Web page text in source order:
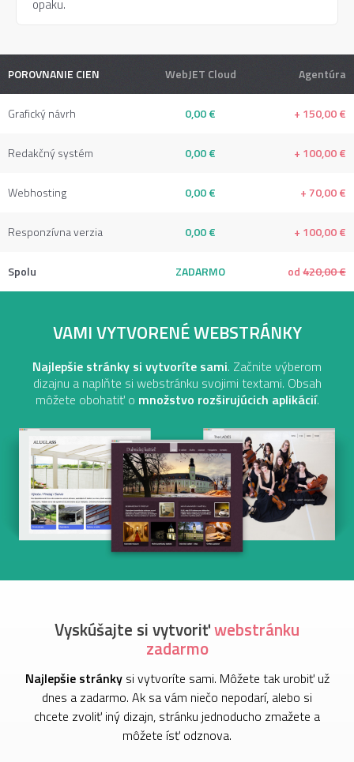
opaku.
POROVNANIE CIEN WebJET Cloud Agentúra
Grafický návrh 0,00 € + 150,00 €
Redakčný systém 0,00 € + 100,00 €
Webhosting 0,00 € + 70,00 €
Responzívna verzia 0,00 € + 100,00 €
Spolu ZADARMO od420,00 €
VAMI VYTVORENÉ WEBSTRÁNKY
Najlepšie stránky si vytvoríte sami. Začnite výberom
dizajnu a naplňte si webstránku svojimi textami. Obsah
môžete obohatiť o množstvo rozširujúcich aplikácií.
Vyskúšajte si vytvoriťwebstránku
zadarmo
Najlepšie stránkysi vytvoríte sami. Môžete tak urobiť už
dnes a zadarmo. Ak sa vám niečo nepodarí, alebo si
chcete zvoliť iný dizajn, stránku jednoducho zmažete a
môžete ísť odznova.